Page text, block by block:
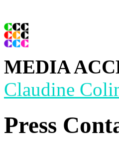
MEDIA
Claudine
Press